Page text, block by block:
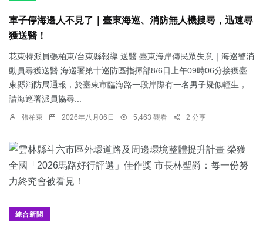
車子停海邊人不見了｜臺東海巡、消防無人機搜尋，迅速尋
獲送醫！
花東特派員張柏東/台東縣報導 送醫 臺東海岸傳民眾失意｜海巡警消
動員尋獲送醫 海巡署第十巡防區指揮部8/6日上午09時06分接獲臺
東縣消防局通報，於臺東市臨海路一段岸際有一名男子疑似輕生，
請海巡署派員協尋...
張柏東 2026年八月06日 5,463 觀看 2 分享
綜合新聞